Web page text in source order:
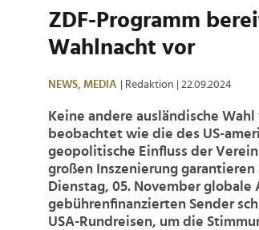
ZDF-Programm
Wahlnacht vor
NEWS, MEDIA | Redaktion | 22.09.2024
Keine andere ausländische
beobachtet wie die des US-
geopolitische Einfluss der
großen Inszenierung
Dienstag, 05. November globale
gebührenfinanzierten Sender
USA-Rundreisen, um die